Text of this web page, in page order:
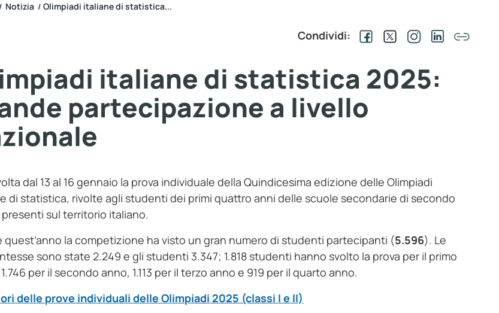
/ Notizia / Olimpiadi italiane di statistica...
Condividi:
italiane di statistica 2025:
partecipazione a livello
dal 13 al 16 gennaio la prova individuale della Quindicesima edizione delle Olimpiadi
di statistica, rivolte agli studenti dei primi quattro anni delle scuole secondarie di secondo
sul territorio italiano.
quest’anno la competizione ha visto un gran numero di studenti partecipanti (5.596). Le
sono state 2.249 e gli studenti 3.347; 1.818 studenti hanno svolto la prova per il primo
per il secondo anno, 1.113 per il terzo anno e 919 per il quarto anno.
delle prove individuali delle Olimpiadi 2025 (classi I e II)